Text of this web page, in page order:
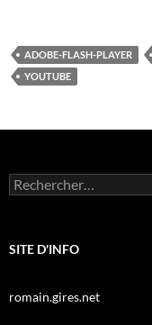
ADOBE-FLASH-PLAYER
YOUTUBE
Rechercher :
SITE D'INFO
romain.gires.net